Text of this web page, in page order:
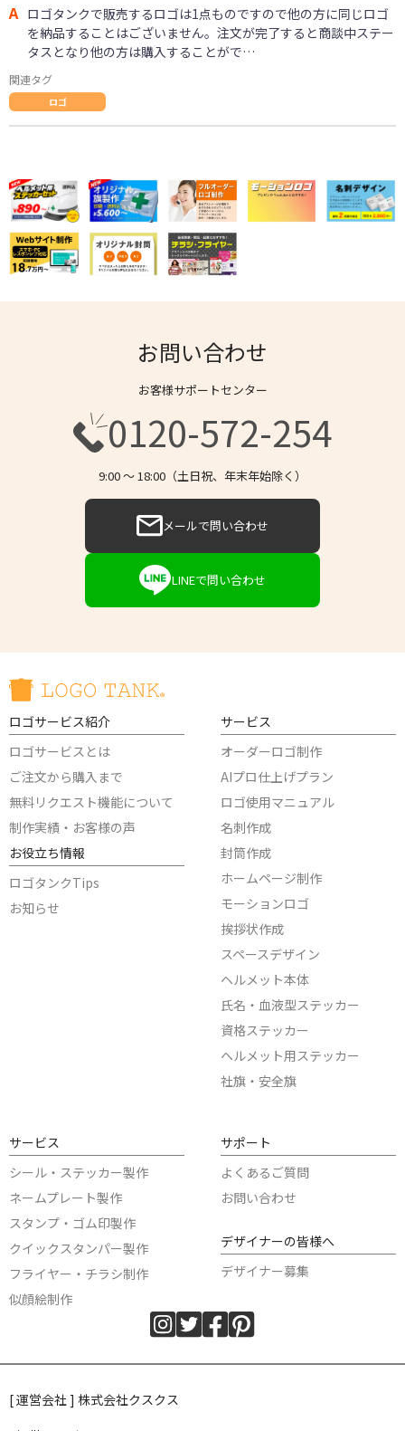
A ロゴタンクで販売するロゴは1点ものですので他の方に同じロゴ
を納品することはございません。注文が完了すると商談中ステー
タスとなり他の方は購入することがで…
関連タグ
ロゴ
お問い合わせ
お客様サポートセンター
0120-572-254
9:00 〜 18:00（土日祝、年末年始除く）
メールで問い合わせ
LINEで問い合わせ
ロゴサービス紹介
ロゴサービスとは
ご注文から購入まで
無料リクエスト機能について
制作実績・お客様の声
お役立ち情報
ロゴタンクTips
お知らせ
サービス
オーダーロゴ制作
AIプロ仕上げプラン
ロゴ使用マニュアル
名刺作成
封筒作成
ホームページ制作
モーションロゴ
挨拶状作成
スペースデザイン
ヘルメット本体
氏名・血液型ステッカー
資格ステッカー
ヘルメット用ステッカー
社旗・安全旗
サービス
シール・ステッカー製作
ネームプレート製作
スタンプ・ゴム印製作
クイックスタンパー製作
フライヤー・チラシ制作
似顔絵制作
サポート
よくあるご質問
お問い合わせ
デザイナーの皆様へ
デザイナー募集
[ 運営会社 ] 株式会社クスクス